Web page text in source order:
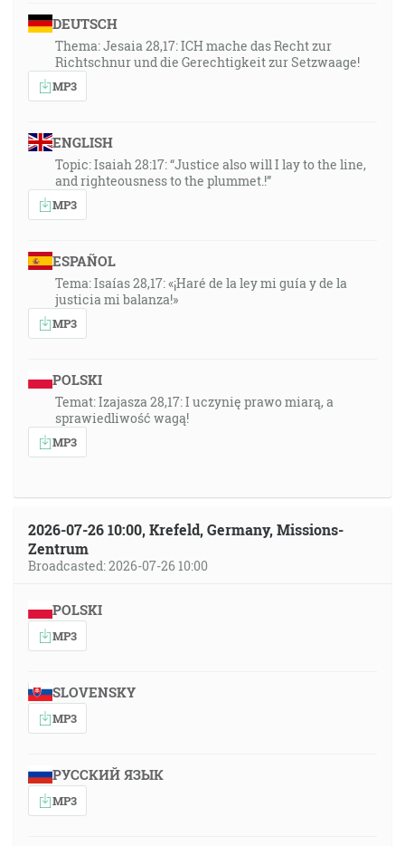
DEUTSCH
Thema: Jesaia 28,17: ICH mache das Recht zur
Richtschnur und die Gerechtigkeit zur Setzwaage!
MP3
ENGLISH
Topic: Isaiah 28:17: “Justice also will I lay to the line,
and righteousness to the plummet.!”
MP3
ESPAÑOL
Tema: Isaías 28,17: «¡Haré de la ley mi guía y de la
justicia mi balanza!»
MP3
POLSKI
Temat: Izajasza 28,17: I uczynię prawo miarą, a
sprawiedliwość wagą!
MP3
2026-07-26 10:00, Krefeld, Germany, Missions-
Zentrum
Broadcasted: 2026-07-26 10:00
POLSKI
MP3
SLOVENSKY
MP3
РУССКИЙ ЯЗЫК
MP3